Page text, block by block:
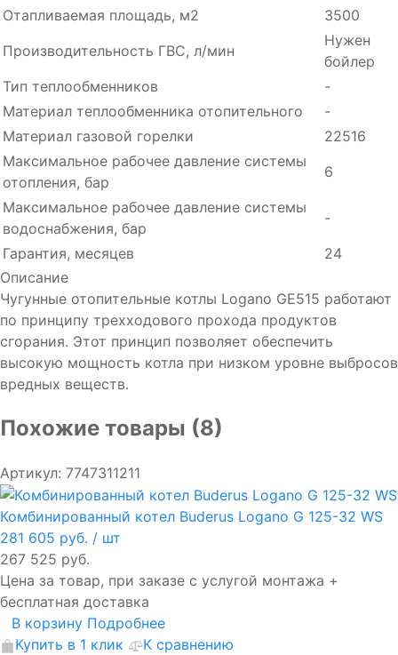
Отапливаемая площадь, м2
3500
Производительность ГВC, л/мин
Нужен
бойлер
Тип теплообменников
-
Материал теплообменника отопительного
-
Материал газовой горелки
22516
Максимальное рабочее давление системы
отопления, бар
6
Максимальное рабочее давление системы
водоснабжения, бар
-
Гарантия, месяцев
24
Описание
Чугунные отопительные котлы Logano GE515 работают
по принципу трехходового прохода продуктов
сгорания. Этот принцип позволяет обеспечить
высокую мощность котла при низком уровне выбросов
вредных веществ.
Похожие товары (8)
Артикул: 7747311211
Комбинированный котел Buderus Logano G 125-32 WS
281 605 руб. / шт
267 525 руб.
Цена за товар, при заказе с услугой монтажа +
бесплатная доставка
В корзину Подробнее
Купить в 1 клик
К сравнению